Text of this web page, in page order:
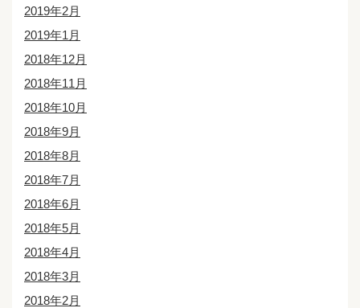
2019年2月
2019年1月
2018年12月
2018年11月
2018年10月
2018年9月
2018年8月
2018年7月
2018年6月
2018年5月
2018年4月
2018年3月
2018年2月